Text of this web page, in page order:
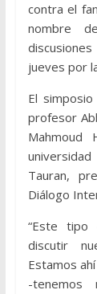
contra el
nombre
jueves por
El
profesor
Mahmoud
Tauran,
Diálogo
“Este tipo
discutir
Estamos
-tenemos